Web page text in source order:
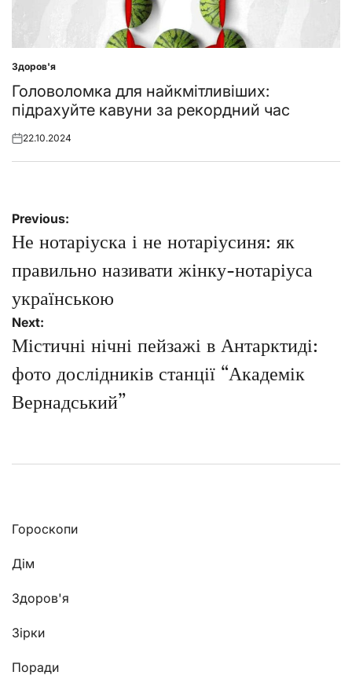
Posted
in
Здоров'я
Головоломка для найкмітливіших:
підрахуйте кавуни за рекордний час
Posted
22.10.2024
Навігація
записів
Previous:
Не нотаріуска і не нотаріусиня: як
правильно називати жінку-нотаріуса
українською
Next:
Містичні нічні пейзажі в Антарктиді:
фото дослідників станції “Академік
Вернадський”
Гороскопи
Дім
Здоров'я
Зірки
Поради